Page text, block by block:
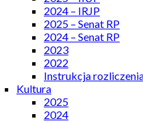
2024 – IRJP
2025 – Senat RP
2024 – Senat RP
2023
2022
Instrukcja
Kultura
2025
2024